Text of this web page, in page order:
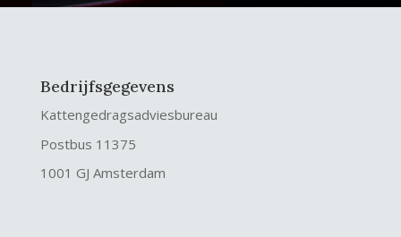
Bedrijfsgegevens
Kattengedragsadviesbureau
Postbus 11375
1001 GJ Amsterdam